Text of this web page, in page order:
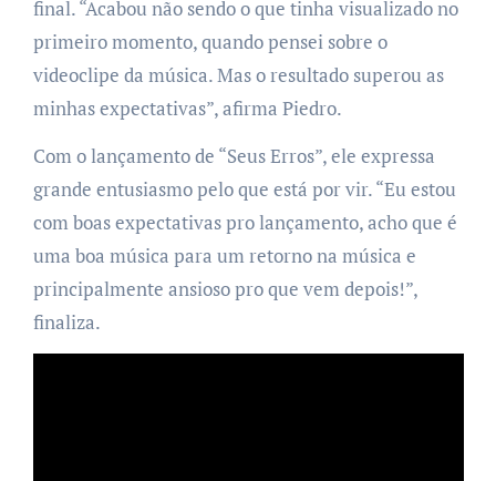
final. “Acabou não sendo o que tinha visualizado no
primeiro momento, quando pensei sobre o
videoclipe da música. Mas o resultado superou as
minhas expectativas”, afirma Piedro.
Com o lançamento de “Seus Erros”, ele expressa
grande entusiasmo pelo que está por vir. “Eu estou
com boas expectativas pro lançamento, acho que é
uma boa música para um retorno na música e
principalmente ansioso pro que vem depois!”,
finaliza.